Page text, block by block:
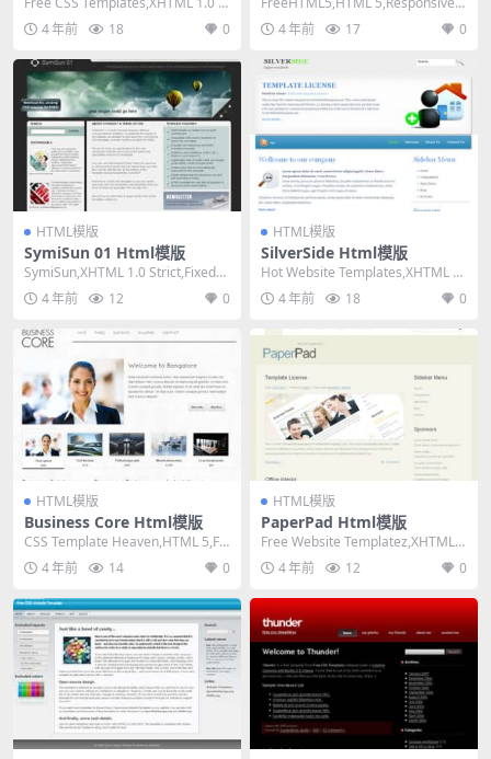
rict,Fixe...
4 年前 18 0
Mixed Colum...
4 年前 17 0
HTML模版
SymiSun 01 Html模版
SymiSun,XHTML 1.0 Strict,Fixed
Width, 2 ...
4 年前 12 0
HTML模版
SilverSide Html模版
Hot Website Templates,XHTML 1.
0 Transiti...
4 年前 18 0
HTML模版
Business Core Html模版
CSS Template Heaven,HTML 5,Fix
ed Width, ...
4 年前 14 0
HTML模版
PaperPad Html模版
Free Website Templatez,XHTML
1.0 Transit...
4 年前 12 0